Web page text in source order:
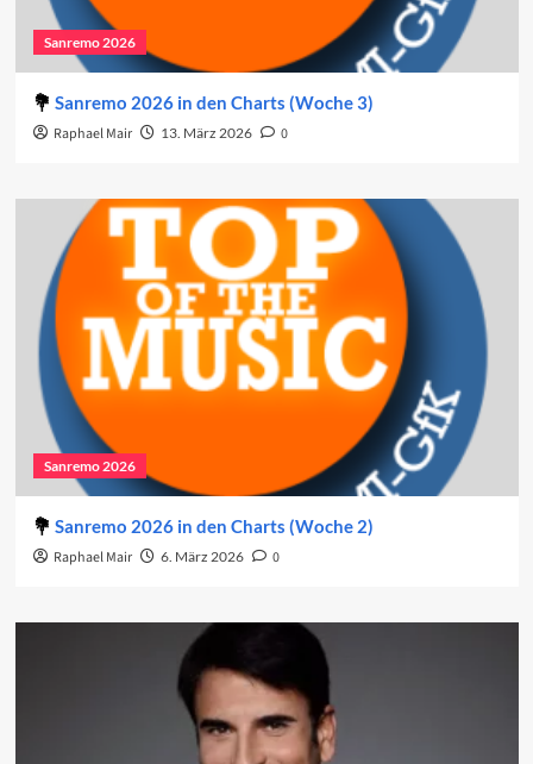
Sanremo 2026
Sanremo 2026 in den Charts (Woche 3)
Raphael Mair 13. März 2026 0
Sanremo 2026
Sanremo 2026 in den Charts (Woche 2)
Raphael Mair 6. März 2026 0